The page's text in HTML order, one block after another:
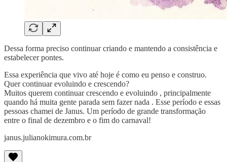
Dessa forma preciso continuar criando e mantendo a consistência e
estabelecer pontes.
Essa experiência que vivo até hoje é como eu penso e construo.
Quer continuar evoluindo e crescendo?
Muitos querem continuar crescendo e evoluindo , principalmente
quando há muita gente parada sem fazer nada . Esse período e essas
pessoas chamei de Janus. Um período de grande transformação
entre o final de dezembro e o fim do carnaval!
janus.julianokimura.com.br